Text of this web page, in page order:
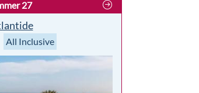
27
All Inclusive